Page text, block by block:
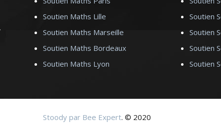
je donne des
Soutien Maths Lille
Soutien Maths Marseille
Soutien Maths Bordeaux
Soutien Maths Lyon
Soutien
Soutien
Soutien
Soutien
Stoody par Bee Expert. © 2020